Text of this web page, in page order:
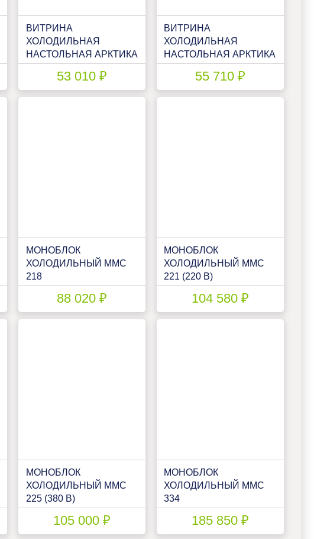
ВИТРИНА
ХОЛОДИЛЬНАЯ
НАСТОЛЬНАЯ АРКТИКА
ПНК 150
53 010 ₽
ВИТРИНА
ХОЛОДИЛЬНАЯ
НАСТОЛЬНАЯ АРКТИКА
ПНК 150 У
55 710 ₽
МОНОБЛОК
ХОЛОДИЛЬНЫЙ ММС
218
88 020 ₽
МОНОБЛОК
ХОЛОДИЛЬНЫЙ ММС
221 (220 В)
104 580 ₽
МОНОБЛОК
ХОЛОДИЛЬНЫЙ ММС
225 (380 В)
105 000 ₽
МОНОБЛОК
ХОЛОДИЛЬНЫЙ ММС
334
185 850 ₽